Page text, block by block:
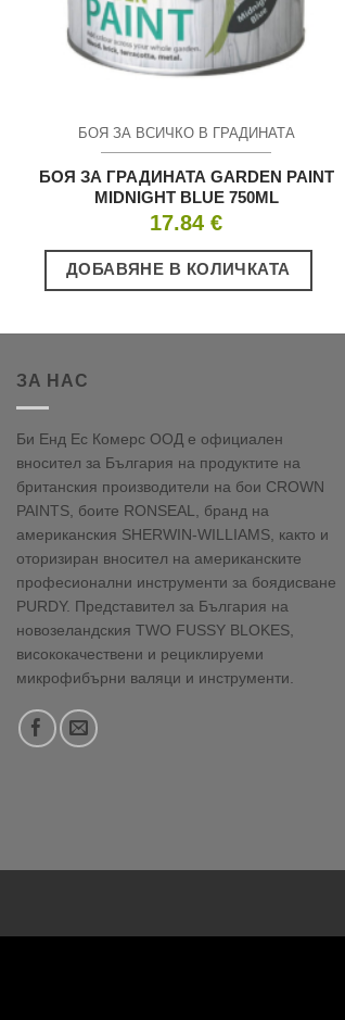
БОЯ ЗА ВСИЧКО В ГРАДИНАТА
БОЯ ЗА ГРАДИНАТА GARDEN PAINT
MIDNIGHT BLUE 750ML
17.84€
ДОБАВЯНЕ В КОЛИЧКАТА
ЗА НАС
Би Енд Ес Комерс ООД е официален
вносител за България на продуктите на
британския производители на бои CROWN
PAINTS, боите RONSEAL, бранд на
американския SHERWIN-WILLIAMS, както и
оторизиран вносител на американските
професионални инструменти за боядисване
PURDY. Представител за България на
новозеландския TWO FUSSY BLOKES,
висококачествени и рециклируеми
микрофибърни валяци и инструменти.